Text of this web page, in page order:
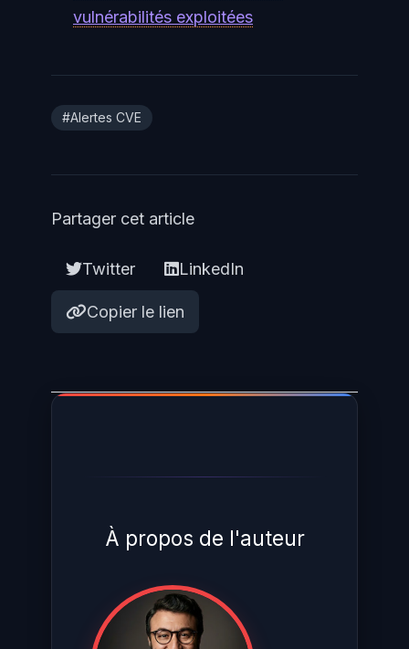
vulnérabilités exploitées
#Alertes CVE
Partager cet article
Twitter LinkedIn
Copier le lien
À propos de l'auteur